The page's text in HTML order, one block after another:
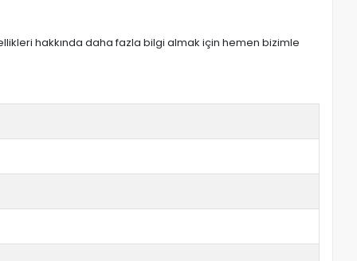
hakkında daha fazla bilgi almak için hemen bizimle